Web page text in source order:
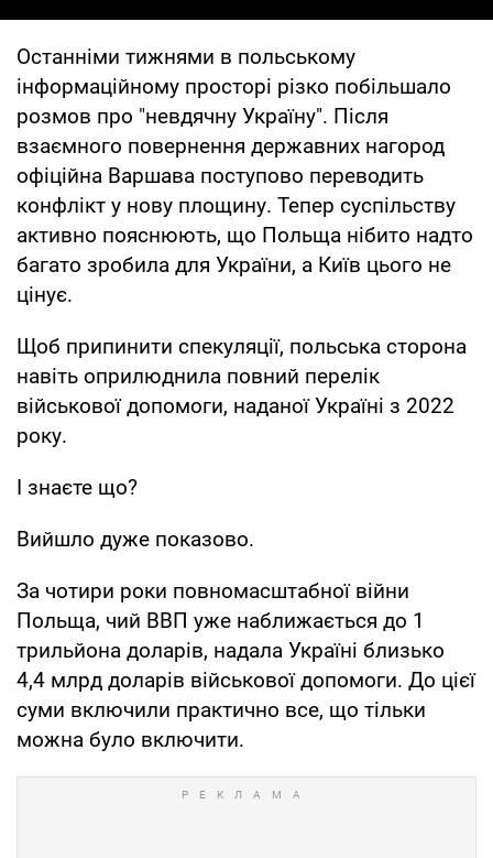
Останніми тижнями в польському
інформаційному просторі різко побільшало
розмов про "невдячну Україну". Після
взаємного повернення державних нагород
офіційна Варшава поступово переводить
конфлікт у нову площину. Тепер суспільству
активно пояснюють, що Польща нібито надто
багато зробила для України, а Київ цього не
цінує.
Щоб припинити спекуляції, польська сторона
навіть оприлюднила повний перелік
військової допомоги, наданої Україні з 2022
року.
І знаєте що?
Вийшло дуже показово.
За чотири роки повномасштабної війни
Польща, чий ВВП уже наближається до 1
трильйона доларів, надала Україні близько
4,4 млрд доларів військової допомоги. До цієї
суми включили практично все, що тільки
можна було включити.